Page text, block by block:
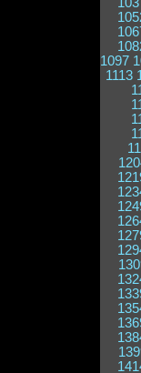
1097
1113